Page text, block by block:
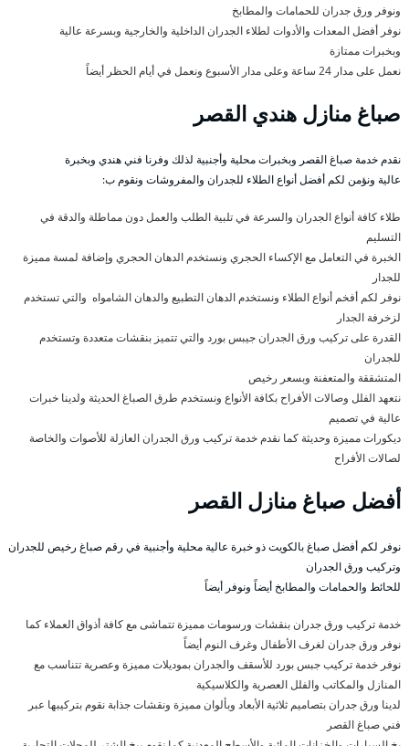
ونوفر ورق جدران للحمامات والمطابخ
نوفر أفضل المعدات والأدوات لطلاء الجدران الداخلية والخارجية وبسرعة عالية
وبخبرات ممتازة
نعمل على مدار 24 ساعة وعلى مدار الأسبوع ونعمل في أيام الحظر أيضاً
صباغ منازل هندي القصر
نقدم خدمة صباغ القصر وبخبرات محلية وأجنبية لذلك وفرنا فني هندي وبخبرة
عالية ونؤمن لكم أفضل أنواع الطلاء للجدران والمفروشات ونقوم ب:
طلاء كافة أنواع الجدران والسرعة في تلبية الطلب والعمل دون مماطلة والدقة في
التسليم
الخبرة في التعامل مع الإكساء الحجري ونستخدم الدهان الحجري وإضافة لمسة مميزة
للجدار
نوفر لكم أفخم أنواع الطلاء ونستخدم الدهان التطبيع والدهان الشامواه والتي تستخدم
لزخرفة الجدار
القدرة على تركيب ورق الجدران جيبس بورد والتي تتميز بنقشات متعددة وتستخدم
للجدران
المتشققة والمتعفنة وبسعر رخيص
نتعهد الفلل وصالات الأفراح بكافة الأنواع ونستخدم طرق الصباغ الحديثة ولدينا خبرات
عالية في تصميم
ديكورات مميزة وحديثة كما نقدم خدمة تركيب ورق الجدران العازلة للأصوات والخاصة
لصالات الأفراح
أفضل صباغ منازل القصر
نوفر لكم أفضل صباغ بالكويت ذو خبرة عالية محلية وأجنبية في رقم صباغ رخيص للجدران
وتركيب ورق الجدران
للحائط والحمامات والمطابخ أيضاً ونوفر أيضاً
خدمة تركيب ورق جدران بنقشات ورسومات مميزة تتماشى مع كافة أذواق العملاء كما
نوفر ورق جدران لغرف الأطفال وغرف النوم أيضاً
نوفر خدمة تركيب جبس بورد للأسقف والجدران بموديلات مميزة وعصرية تتناسب مع
المنازل والمكاتب والفلل العصرية والكلاسيكية
لدينا ورق جدران بتصاميم ثلاثية الأبعاد وبألوان مميزة ونقشات جذابة نقوم بتركيبها عبر
فني صباغ القصر